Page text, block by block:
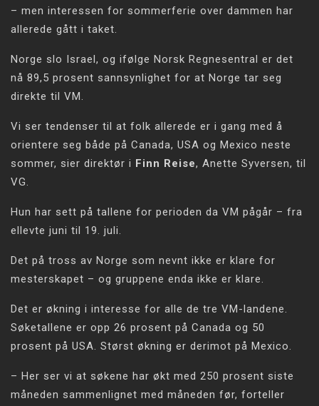
– men interessen for sommerferie over dammen har
allerede gått i taket.
Norge slo Israel, og ifølge Norsk Regnesentral er det
nå 89,5 prosent sannsynlighet for at Norge tar seg
direkte til VM.
Vi ser tendenser til at folk allerede er i gang med å
orientere seg både på Canada, USA og Mexico neste
sommer, sier direktør i Finn Reise, Anette Syversen, til
VG.
Hun har sett på tallene for perioden da VM pågår – fra
ellevte juni til 19. juli.
Det på tross av Norge som nevnt ikke er klare for
mesterskapet – og gruppene enda ikke er klare.
Det er økning i interesse for alle de tre VM-landene.
Søketallene er opp 26 prosent på Canada og 50
prosent på USA. Størst økning er derimot på Mexico.
– Her ser vi at søkene har økt med 250 prosent siste
måneden sammenlignet med måneden før, forteller